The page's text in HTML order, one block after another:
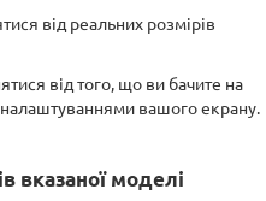
від реальних розмірів
від того, що ви бачите на
вашого екрану.
вказаної моделі